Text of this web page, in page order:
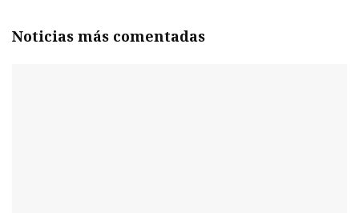
Noticias más comentadas